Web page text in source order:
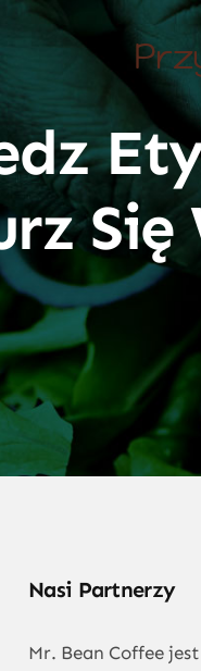
Się
Nasi Partnerzy
Mr. Bean Coffee